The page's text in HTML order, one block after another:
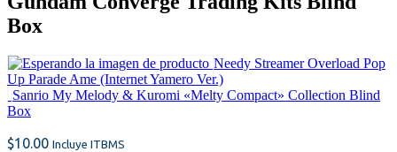
Box
Needy Streamer Overload Pop
Up Parade Ame (Internet Yamero Ver.)
Sanrio My Melody & Kuromi «Melty Compact» Collection Blind
Box
$10.00 Incluye ITBMS